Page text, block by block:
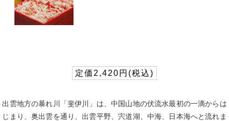
定価2,420円(税込)
出雲地方の暴れ川「斐伊川」は、中国山地の伏流水最初の一滴からは
じまり、奥出雲を通り、出雲平野、宍道湖、中海、日本海へと流れま